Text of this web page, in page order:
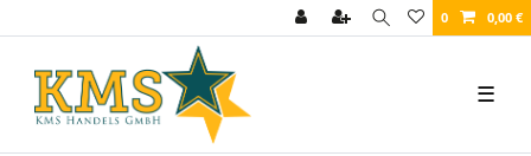
0 0,00 €
☰